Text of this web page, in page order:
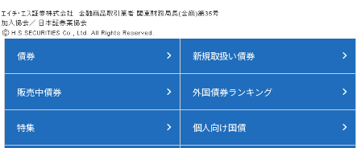
債券 新規取扱い債券
販売中債券 外国債券ランキング
特集 個人向け国債